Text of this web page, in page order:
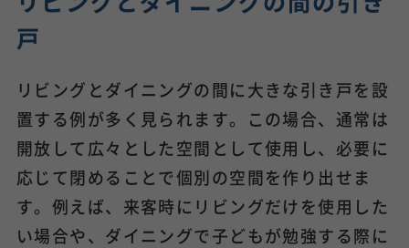
戸
リビングとダイニングの間に大きな引き戸を設
置する例が多く見られます。この場合、通常は
開放して広々とした空間として使用し、必要に
応じて閉めることで個別の空間を作り出せま
す。例えば、来客時にリビングだけを使用した
い場合や、ダイニングで子どもが勉強する際に